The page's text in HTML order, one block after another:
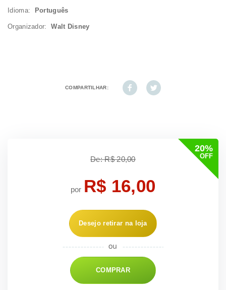
Idioma: Português
Organizador:Walt Disney
COMPARTILHAR:
20%
OFF
De: R$ 20,00
por R$ 16,00
Desejo retirar na loja
COMPRAR